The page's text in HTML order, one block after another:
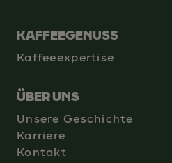
KAFFEEGENUSS
Kaffeeexpertise
ÜBER UNS
Unsere Geschichte
Karriere
Kontakt